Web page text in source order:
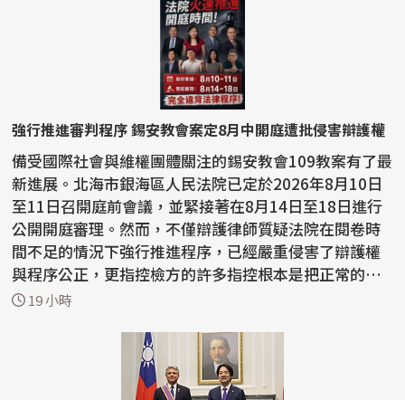
強行推進審判程序 錫安教會案定8月中開庭遭批侵害辯護權
備受國際社會與維權團體關注的錫安教會109教案有了最
新進展。北海市銀海區人民法院已定於2026年8月10日
至11日召開庭前會議，並緊接著在8月14日至18日進行
公開開庭審理。然而，不僅辯護律師質疑法院在閱卷時
間不足的情況下強行推進程序，已經嚴重侵害了辯護權
與程序公正，更指控檢方的許多指控根本是把正常的宗
教活動...
19 小時